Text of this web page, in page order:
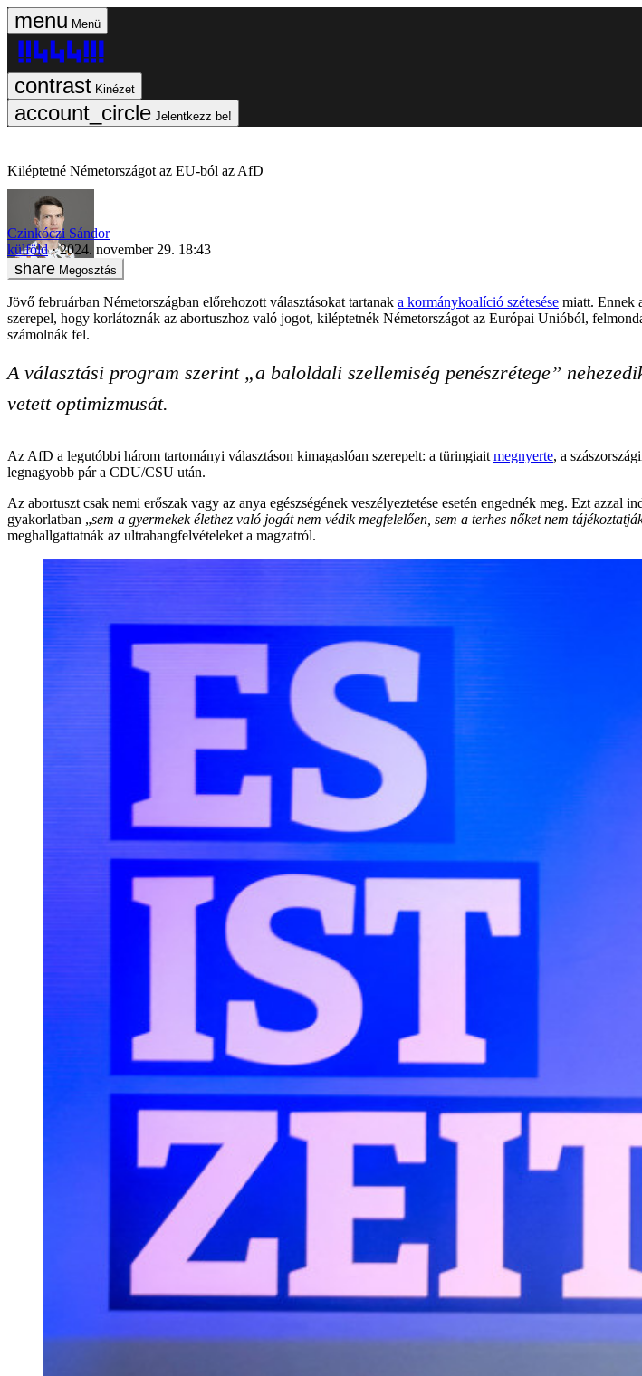
Menü
Kinézet
Jelentkezz be!
Kiléptetné Németországot az EU-ból az AfD
Czinkóczi Sándor
külföld
2024. november 29. 18:43
Megosztás
Jövő februárban Németországban előrehozott választásokat tartanak a kormánykoalíció szétesése miatt. Ennek
szerepel, hogy korlátoznák az abortuszhoz való jogot, kiléptetnék Németországot az Európai Unióból,
számolnák fel.
A választási program szerint „a baloldali szellemiség penészrétege”
vetett optimizmusát.
Az AfD a legutóbbi három tartományi választáson kimagaslóan szerepelt: a türingiait megnyerte, a
legnagyobb pár a CDU/CSU után.
Az abortuszt csak nemi erőszak vagy az anya egészségének veszélyeztetése esetén engednék meg. Ezt azzal
gyakorlatban „sem a gyermekek élethez való jogát nem védik megfelelően, sem a terhes nőket nem
meghallgattatnák az ultrahangfelvételeket a magzatról.